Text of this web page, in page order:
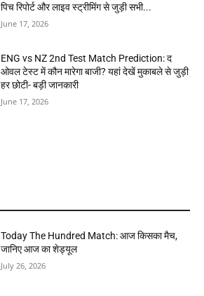
पिच रिपोर्ट और लाइव स्ट्रीमिंग से जुड़ी सभी...
June 17, 2026
ENG vs NZ 2nd Test Match Prediction: द
ओवल टेस्ट में कौन मारेगा बाजी? यहां देखें मुकाबले से जुड़ी
हर छोटी- बड़ी जानकारी
June 17, 2026
Today The Hundred Match: आज किसका मैच,
जानिए आज का शेड्यूल
July 26, 2026